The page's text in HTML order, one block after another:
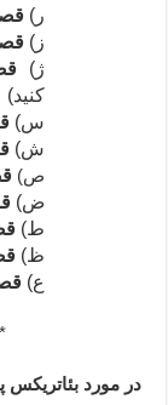
ر)
ز)
ژ)
کنید)
س)
ش)
ص)
ض)
ط)
ظ)
ع)
در مورد بئاتریکس